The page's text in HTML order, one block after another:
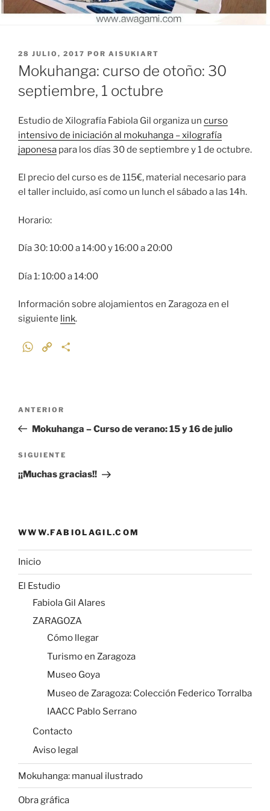
PUBLICADO
EL
28 JULIO, 2017 POR AISUKIART
Mokuhanga: curso de otoño: 30
septiembre, 1 octubre
Estudio de Xilografía Fabiola Gil organiza un curso
intensivo de iniciación al mokuhanga – xilografía
japonesa para los días 30 de septiembre y 1 de octubre.
El precio del curso es de 115€, material necesario para
el taller incluido, así como un lunch el sábado a las 14h.
Horario:
Día 30: 10:00 a 14:00 y 16:00 a 20:00
Día 1: 10:00 a 14:00
Información sobre alojamientos en Zaragoza en el
siguiente link.
W
p
L
n
t
entradas
Entrada
anterior:
ANTERIOR
Mokuhanga – Curso de verano: 15 y 16 de julio
Siguiente
entrada
SIGUIENTE
¡¡Muchas gracias!!
WWW.FABIOLAGIL.COM
Inicio
El Estudio
Fabiola Gil Alares
ZARAGOZA
Cómo llegar
Turismo en Zaragoza
Museo Goya
Museo de Zaragoza: Colección Federico Torralba
IAACC Pablo Serrano
Contacto
Aviso legal
Mokuhanga: manual ilustrado
Obra gráfica